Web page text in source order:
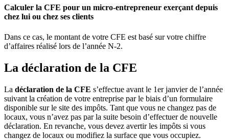
Calculer la CFE pour un micro-entrepreneur exerçant depuis
chez lui ou chez ses clients
Dans ce cas, le montant de votre CFE est basé sur votre chiffre
d’affaires réalisé lors de l’année N-2.
La déclaration de la CFE
La déclaration de la CFE s’effectue avant le 1er janvier de l’année
suivant la création de votre entreprise par le biais d’un formulaire
disponible sur le site des impôts. Tant que vous ne changez pas de
locaux, vous n’avez pas par la suite besoin d’effectuer de nouvelle
déclaration. En revanche, vous devez avertir les impôts si vous
changez de locaux ou modifiez la surface que vous occupiez.